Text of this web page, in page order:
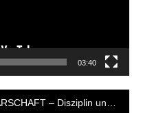
03:40